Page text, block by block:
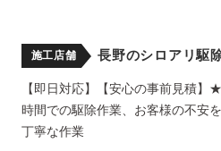
施工店舗 長野のシロアリ駆
【即日対応】【安心の事前見積】
時間での駆除作業、お客様の不安
丁寧な作業